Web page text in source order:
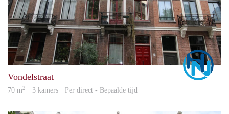
Vondelstraat
70 m2 · 3 kamers · Per direct - Bepaalde tijd